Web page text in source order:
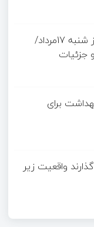
قیمت طلای 18عیار امروز شنبه 17مرداد/
جزئیات
برای
واقعیت زیر